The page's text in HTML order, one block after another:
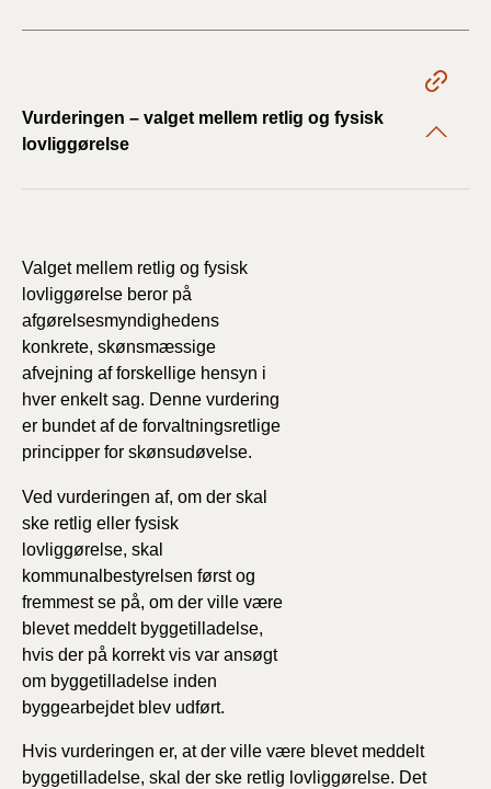
Vurderingen – valget mellem retlig og fysisk
lovliggørelse
Valget mellem retlig og fysisk
lovliggørelse beror på
afgørelsesmyndighedens
konkrete, skønsmæssige
afvejning af forskellige hensyn i
hver enkelt sag. Denne vurdering
er bundet af de forvaltningsretlige
principper for skønsudøvelse.
Ved vurderingen af, om der skal
ske retlig eller fysisk
lovliggørelse, skal
kommunalbestyrelsen først og
fremmest se på, om der ville være
blevet meddelt byggetilladelse,
hvis der på korrekt vis var ansøgt
om byggetilladelse inden
byggearbejdet blev udført.
Hvis vurderingen er, at der ville være blevet meddelt
byggetilladelse, skal der ske retlig lovliggørelse. Det